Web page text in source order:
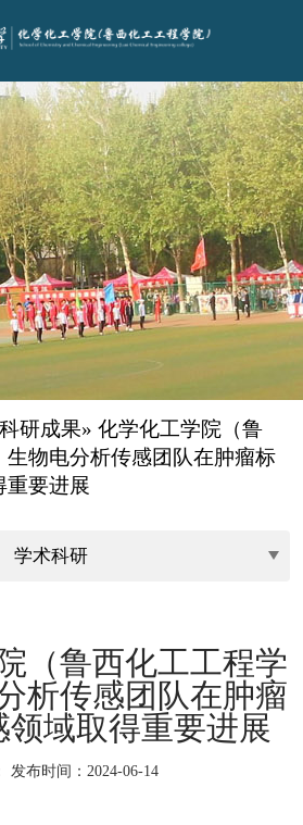
科研成果» 化学化工学院（鲁
生物电分析传感团队在肿瘤标
重要进展
（鲁西化工工程学
析传感团队在肿瘤
域取得重要进展
发布时间：2024-06-14